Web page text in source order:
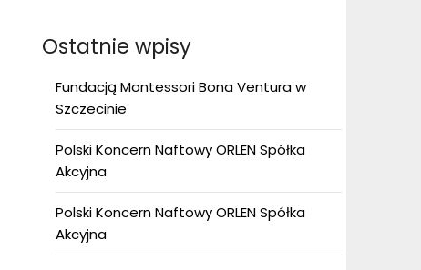
Ostatnie wpisy
Fundacją Montessori Bona Ventura w
Szczecinie
Polski Koncern Naftowy ORLEN Spółka
Akcyjna
Polski Koncern Naftowy ORLEN Spółka
Akcyjna